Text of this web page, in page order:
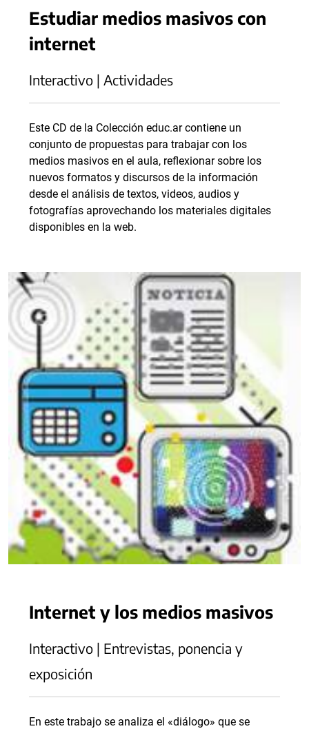
Estudiar medios masivos con
internet
Interactivo | Actividades
Este CD de la Colección educ.ar contiene un
conjunto de propuestas para trabajar con los
medios masivos en el aula, reflexionar sobre los
nuevos formatos y discursos de la información
desde el análisis de textos, videos, audios y
fotografías aprovechando los materiales digitales
disponibles en la web.
Internet y los medios masivos
Interactivo | Entrevistas, ponencia y
exposición
En este trabajo se analiza el «diálogo» que se